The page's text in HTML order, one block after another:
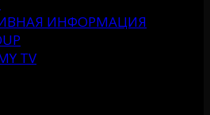
ИНФОРМАЦИЯ
TV